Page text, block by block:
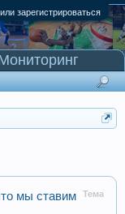
зарегистрироваться
Тема
мы ставим